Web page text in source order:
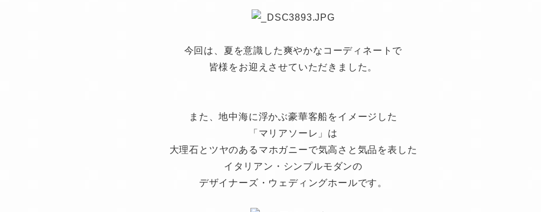
今回は、夏を意識した爽やかなコーディネートで
皆様をお迎えさせていただきました。
また、地中海に浮かぶ豪華客船をイメージした
「マリアソーレ」は
大理石とツヤのあるマホガニーで気高さと気品を表した
イタリアン・シンプルモダンの
デザイナーズ・ウェディングホールです。